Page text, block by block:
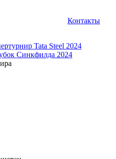
Контакты
Tata Steel 2024
Синкфилда 2024